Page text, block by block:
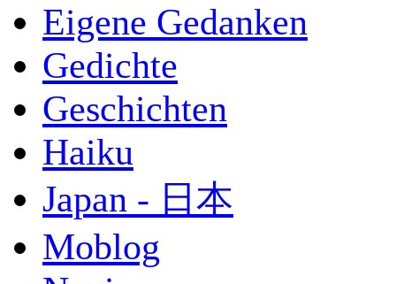
Eigene Gedanken
Gedichte
Geschichten
Haiku
Japan - 日本
Moblog